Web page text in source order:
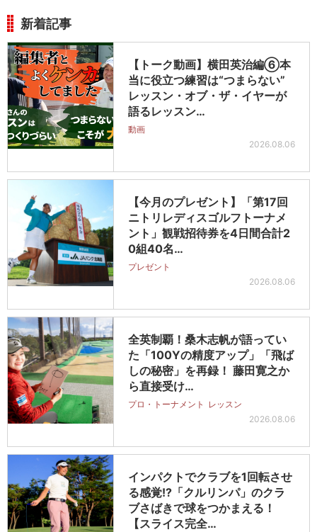
新着記事
【トーク動画】横田英治編⑥本
当に役立つ練習は“つまらない”
レッスン・オブ・ザ・イヤーが
語るレッスン…
動画
2026.08.06
【今月のプレゼント】「第17回
ニトリレディスゴルフトーナメ
ント」観戦招待券を4日間合計2
0組40名…
プレゼント
2026.08.06
全英制覇！桑木志帆が語ってい
た「100Yの精度アップ」「飛ば
しの秘密」を再録！ 藤田寛之か
ら直接受け…
プロ・トーナメント レッスン
2026.08.06
インパクトでクラブを1回転させ
る感覚!?「クルリンパ」のクラ
ブさばきで球をつかまえる！
【スライス完全…